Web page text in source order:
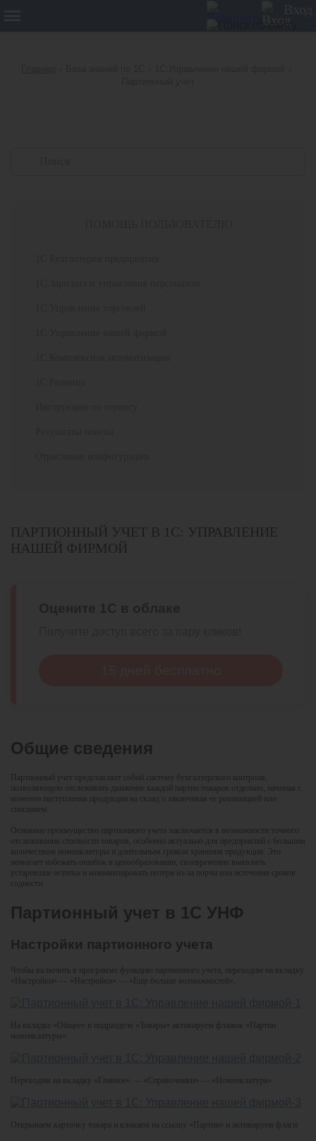
ПАРТИОННЫЙ УЧЕТ В 1С: УПРАВЛЕНИЕ
НАШЕЙ ФИРМОЙ
Общие сведения
Партионный учет представляет собой систему бухгалтерского контроля,
позволяющую отслеживать движение каждой партии товаров отдельно, начиная с
момента поступления продукции на склад и заканчивая ее реализацией или
списанием.
Основное преимущество партионного учета заключается в возможности точного
отслеживания стоимости товаров, особенно актуально для предприятий с большим
количеством номенклатуры и длительным сроком хранения продукции. Это
помогает избежать ошибок в ценообразовании, своевременно выявлять
устаревшие остатки и минимизировать потери из-за порчи или истечения сроков
годности.
Партионный учет в 1С УНФ
Настройки партионного учета
Чтобы включить в программе функцию партионного учета, переходим на вкладку
«Настройки» — «Настройки» — «Еще больше возможностей».
На вкладке «Общее» в подразделе «Товары» активируем флажок «Партии
номенклатуры».
Переходим на вкладку «Главное» — «Справочники» — «Номенклатура».
Открываем карточку товара и кликаем на ссылку «Партии» и активируем флаги: